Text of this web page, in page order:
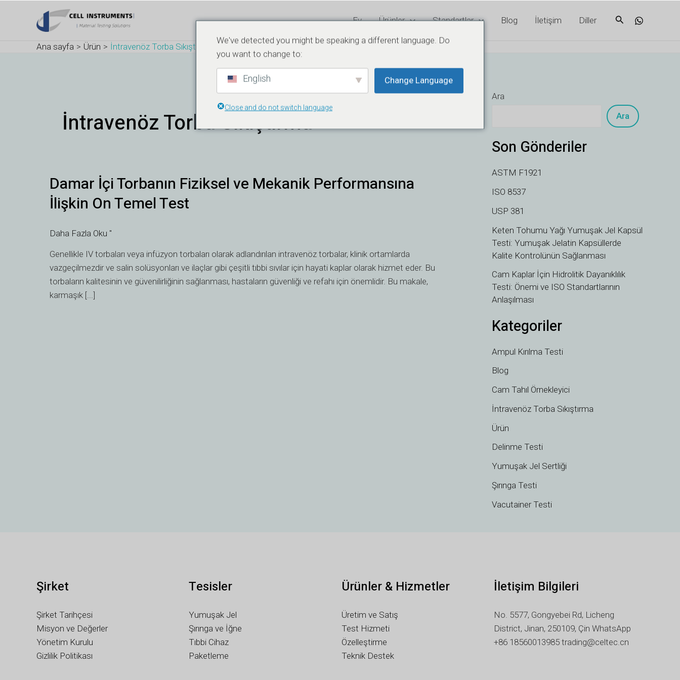
Ev Ürünler Standartlar Blog İletişim Diller Arama
Ana sayfa Ürün İntravenöz Torba Sıkıştırma
İntravenöz Torba Sıkıştırma
Damar İçi Torbanın Fiziksel ve Mekanik Performansına
İlişkin On Temel Test
İçi
Torbanın
Fiziksel
Mekanik
Performansına
On
Temel
Daha Fazla Oku "
Genellikle IV torbaları veya infüzyon torbaları olarak adlandırılan intravenöz torbalar, klinik ortamlarda
vazgeçilmezdir ve salin solüsyonları ve ilaçlar gibi çeşitli tıbbi sıvılar için hayati kaplar olarak hizmet eder. Bu
torbaların kalitesinin ve güvenilirliğinin sağlanması, hastaların güvenliği ve refahı için önemlidir. Bu makale,
karmaşık [...]
Ara
Ara
Son Gönderiler
ASTM F1921
ISO 8537
USP 381
Keten Tohumu Yağı Yumuşak Jel Kapsül
Testi: Yumuşak Jelatin Kapsüllerde
Kalite Kontrolünün Sağlanması
Cam Kaplar İçin Hidrolitik Dayanıklılık
Testi: Önemi ve ISO Standartlarının
Anlaşılması
Kategoriler
Ampul Kırılma Testi
Blog
Cam Tahıl Örnekleyici
İntravenöz Torba Sıkıştırma
Ürün
Delinme Testi
Yumuşak Jel Sertliği
Şırınga Testi
Vacutainer Testi
Şirket
Şirket Tarihçesi
Misyon ve Değerler
Yönetim Kurulu
Gizlilik Politikası
Tesisler
Yumuşak Jel
Şırınga ve İğne
Tıbbi Cihaz
Paketleme
Ürünler & Hizmetler
Üretim ve Satış
Test Hizmeti
Özelleştirme
Teknik Destek
İletişim Bilgileri
No. 5577, Gongyebei Rd, Licheng
District, Jinan, 250109, Çin WhatsApp
+86 18560013985 trading@celtec.cn
We've detected you might be speaking a different language. Do
you want to change to:
English Change Language
Close and do not switch language
DE
EL
NL
SV
UK
HE
TH